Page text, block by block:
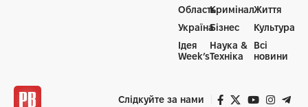
Область
Україна
Ідея
Week’s
Кримінал
Бізнес
Наука &
Техніка
Життя
Культура
Всі
новини
Слідкуйте за нами